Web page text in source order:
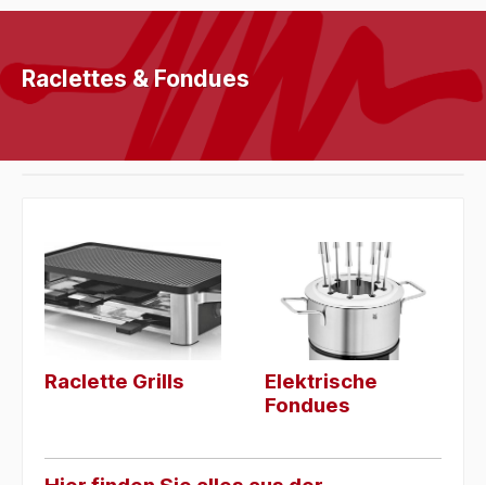
Raclettes & Fondues
Raclette Grills
Elektrische
Fondues